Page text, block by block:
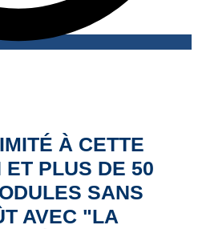
À CETTE
ET PLUS DE 50
SANS
AVEC "LA